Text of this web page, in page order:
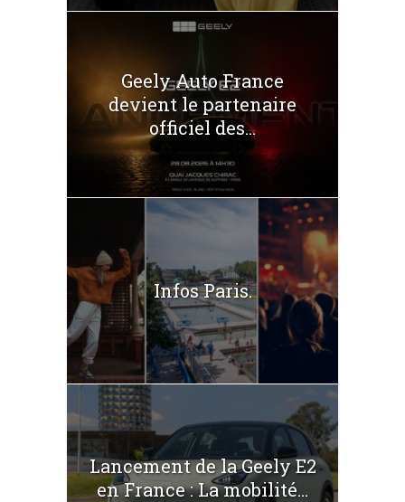
Geely Auto France
devient le partenaire
officiel des...
Infos Paris.
Lancement de la Geely E2
en France : La mobilité...